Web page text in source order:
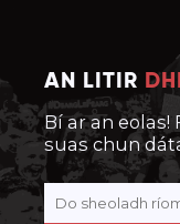
AN LITIR
Bí ar an
suas chun